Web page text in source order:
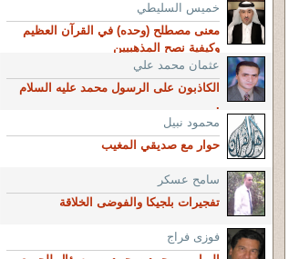
خميس السليطي
معنى مصطلح (وحده) في القرآن العظيم
وكيفية نصح المذهبيين
عثمان محمد علي
الكاذبون على الرسول محمد عليه السلام
.
محمود نبيل
حوار مع صديقي المغيب
سامح عسكر
تفجيرات بلجيكا والفوضى الخلاقة
فوزى فراج